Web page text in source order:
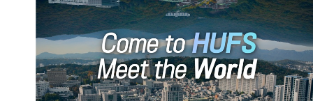
HUFS Official Promotional
Video (Chinese)